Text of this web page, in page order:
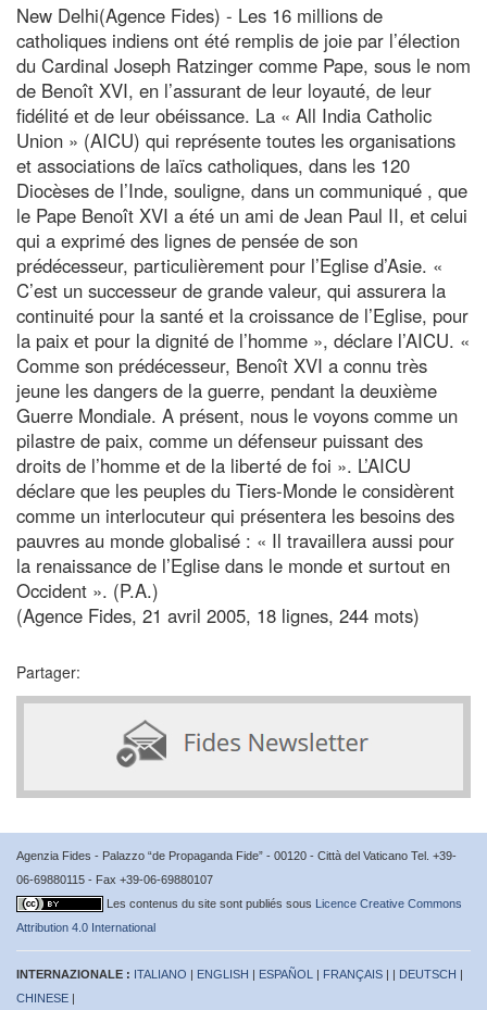
New Delhi(Agence Fides) - Les 16 millions de
catholiques indiens ont été remplis de joie par l’élection
du Cardinal Joseph Ratzinger comme Pape, sous le nom
de Benoît XVI, en l’assurant de leur loyauté, de leur
fidélité et de leur obéissance. La « All India Catholic
Union » (AICU) qui représente toutes les organisations
et associations de laïcs catholiques, dans les 120
Diocèses de l’Inde, souligne, dans un communiqué , que
le Pape Benoît XVI a été un ami de Jean Paul II, et celui
qui a exprimé des lignes de pensée de son
prédécesseur, particulièrement pour l’Eglise d’Asie. «
C’est un successeur de grande valeur, qui assurera la
continuité pour la santé et la croissance de l’Eglise, pour
la paix et pour la dignité de l’homme », déclare l’AICU. «
Comme son prédécesseur, Benoît XVI a connu très
jeune les dangers de la guerre, pendant la deuxième
Guerre Mondiale. A présent, nous le voyons comme un
pilastre de paix, comme un défenseur puissant des
droits de l’homme et de la liberté de foi ». L’AICU
déclare que les peuples du Tiers-Monde le considèrent
comme un interlocuteur qui présentera les besoins des
pauvres au monde globalisé : « Il travaillera aussi pour
la renaissance de l’Eglise dans le monde et surtout en
Occident ». (P.A.)
(Agence Fides, 21 avril 2005, 18 lignes, 244 mots)
Partager:
Agenzia Fides - Palazzo “de Propaganda Fide” - 00120 - Città del Vaticano Tel. +39-
06-69880115 - Fax +39-06-69880107
Les contenus du site sont publiés sous Licence Creative Commons
Attribution 4.0 International
INTERNAZIONALE : ITALIANO | ENGLISH | ESPAÑOL | FRANÇAIS | | DEUTSCH |
CHINESE |